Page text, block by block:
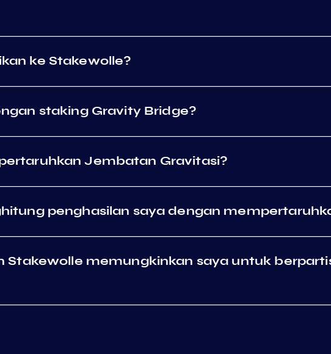
ke Stakewolle?
staking Gravity Bridge?
Jembatan Gravitasi?
penghasilan saya dengan
Stakewolle memungkinkan saya untuk